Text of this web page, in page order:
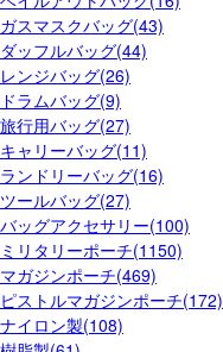
ガスマスクバッグ(43)
ダッフルバッグ(44)
レンジバッグ(26)
ドラムバッグ(9)
旅行用バッグ(27)
キャリーバッグ(11)
ランドリーバッグ(16)
ツールバッグ(27)
バッグアクセサリー(100)
ミリタリーポーチ(1150)
マガジンポーチ(469)
ピストルマガジンポーチ(172)
ナイロン製(108)